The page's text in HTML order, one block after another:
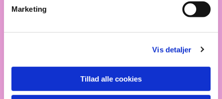
Marketing
Vis detaljer
Tillad alle cookies